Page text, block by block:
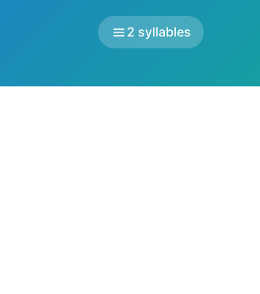
2 syllables